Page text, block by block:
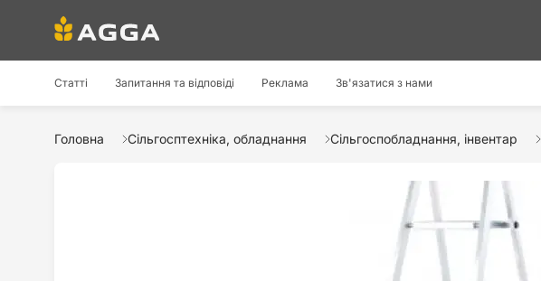
Статті Запитання та відповіді Реклама Зв'язатися з нами
Головна Сільгосптехніка, обладнання Сільгоспобладнання, інвентар